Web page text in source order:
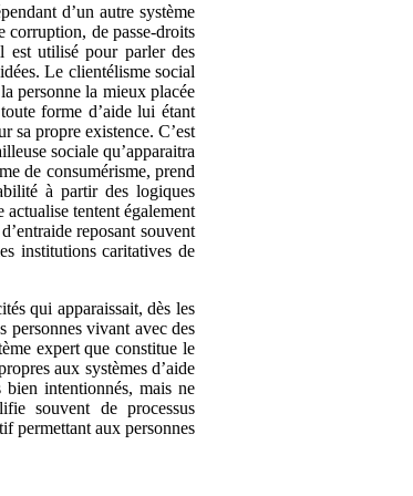
d’un autre système
corruption, de passe-droits
est utilisé pour parler des
Le clientélisme social
personne la mieux placée
forme d’aide lui étant
sa propre existence. C’est
sociale qu’apparaitra
de consumérisme, prend
à partir des logiques
actualise tentent également
reposant souvent
institutions caritatives de
qui apparaissait, dès les
personnes vivant avec des
expert que constitue le
aux systèmes d’aide
bien intentionnés, mais ne
souvent de processus
permettant aux personnes